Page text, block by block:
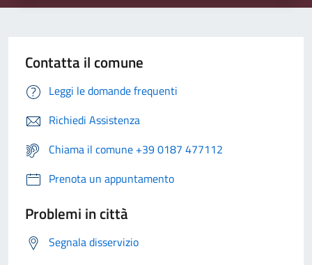
Contatta il comune
Leggi le domande frequenti
Richiedi Assistenza
Chiama il comune +39 0187 477112
Prenota un appuntamento
Problemi in città
Segnala disservizio